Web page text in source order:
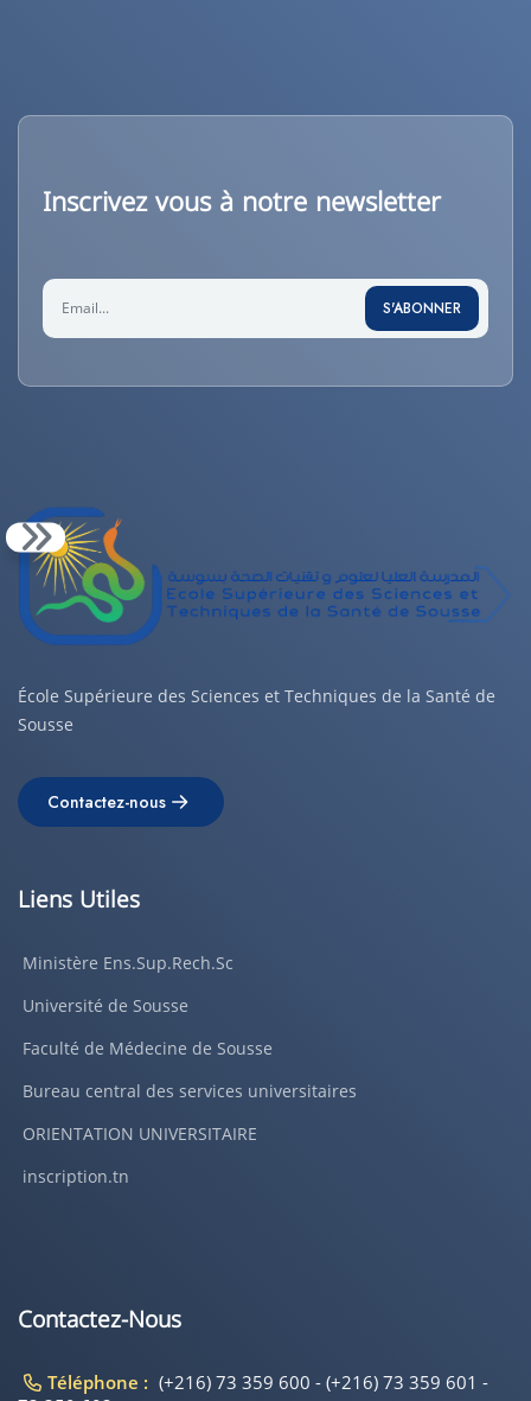
Inscrivez vous à notre newsletter
S'ABONNER
École Supérieure des Sciences et Techniques de la Santé de
Sousse
Contactez-nous
Liens Utiles
Ministère Ens.Sup.Rech.Sc
Université de Sousse
Faculté de Médecine de Sousse
Bureau central des services universitaires
ORIENTATION UNIVERSITAIRE
inscription.tn
Contactez-Nous
Téléphone : (+216) 73 359 600 - (+216) 73 359 601 -